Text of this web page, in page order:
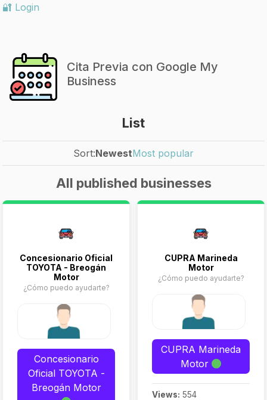
🔐 Login
Cita Previa con Google My
Business
List
Sort:NewestMost popular
All published businesses
Concesionario Oficial
TOYOTA - Breogán
Motor
¿Cómo puedo ayudarte?
Concesionario
Oficial TOYOTA -
Breogán Motor
CUPRA Marineda
Motor
¿Cómo puedo ayudarte?
CUPRA Marineda
Motor
Views: 554